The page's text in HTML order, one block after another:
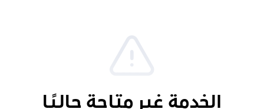
الخدمة غير متاحة حاليًا